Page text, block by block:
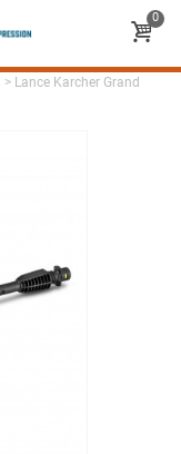
0
> Lance Karcher Grand